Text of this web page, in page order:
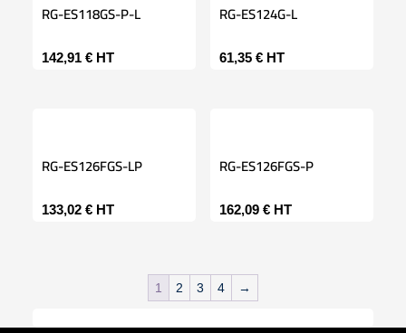
RG-ES118GS-P-L
142,91 € HT
RG-ES124G-L
61,35 € HT
RG-ES126FGS-LP
133,02 € HT
RG-ES126FGS-P
162,09 € HT
1 2 3 4 →